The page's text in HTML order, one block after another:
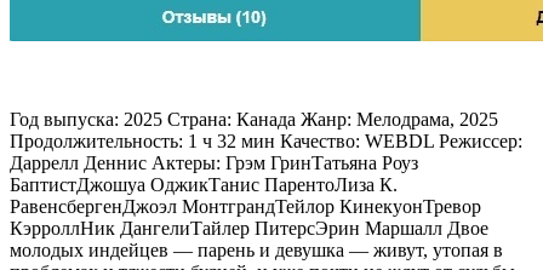
Год выпуска: 2025 Страна: Канада Жанр: Мелодрама, 2025
Продолжительность: 1 ч 32 мин Качество: WEBDL Режиссер:
Даррелл Деннис Актеры: Грэм ГринТатьяна Роуз
БаптистДжошуа ОджикТанис ПарентоЛиза К.
РавенсбергенДжоэл МонтграндТейлор КинекуонТревор
КэрроллНик ДангелиТайлер ПитерсЭрин Маршалл Двое
молодых индейцев — парень и девушка — живут, утопая в